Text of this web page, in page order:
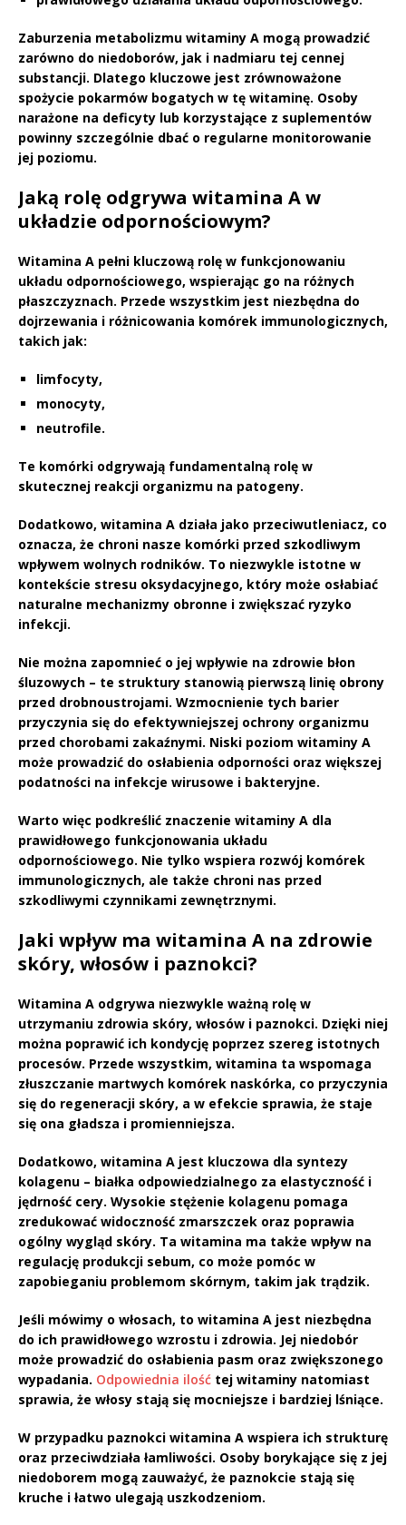
Zaburzenia metabolizmu witaminy A mogą prowadzić
zarówno do niedoborów, jak i nadmiaru tej cennej
substancji. Dlatego kluczowe jest zrównoważone
spożycie pokarmów bogatych w tę witaminę. Osoby
narażone na deficyty lub korzystające z suplementów
powinny szczególnie dbać o regularne monitorowanie
jej poziomu.
Jaką rolę odgrywa witamina A w
układzie odpornościowym?
Witamina A pełni kluczową rolę w funkcjonowaniu
układu odpornościowego, wspierając go na różnych
płaszczyznach. Przede wszystkim jest niezbędna do
dojrzewania i różnicowania komórek immunologicznych,
takich jak:
limfocyty,
monocyty,
neutrofile.
Te komórki odgrywają fundamentalną rolę w
skutecznej reakcji organizmu na patogeny.
Dodatkowo, witamina A działa jako przeciwutleniacz, co
oznacza, że chroni nasze komórki przed szkodliwym
wpływem wolnych rodników. To niezwykle istotne w
kontekście stresu oksydacyjnego, który może osłabiać
naturalne mechanizmy obronne i zwiększać ryzyko
infekcji.
Nie można zapomnieć o jej wpływie na zdrowie błon
śluzowych – te struktury stanowią pierwszą linię obrony
przed drobnoustrojami. Wzmocnienie tych barier
przyczynia się do efektywniejszej ochrony organizmu
przed chorobami zakaźnymi. Niski poziom witaminy A
może prowadzić do osłabienia odporności oraz większej
podatności na infekcje wirusowe i bakteryjne.
Warto więc podkreślić znaczenie witaminy A dla
prawidłowego funkcjonowania układu
odpornościowego. Nie tylko wspiera rozwój komórek
immunologicznych, ale także chroni nas przed
szkodliwymi czynnikami zewnętrznymi.
Jaki wpływ ma witamina A na zdrowie
skóry, włosów i paznokci?
Witamina A odgrywa niezwykle ważną rolę w
utrzymaniu zdrowia skóry, włosów i paznokci. Dzięki niej
można poprawić ich kondycję poprzez szereg istotnych
procesów. Przede wszystkim, witamina ta wspomaga
złuszczanie martwych komórek naskórka, co przyczynia
się do regeneracji skóry, a w efekcie sprawia, że staje
się ona gładsza i promienniejsza.
Dodatkowo, witamina A jest kluczowa dla syntezy
kolagenu – białka odpowiedzialnego za elastyczność i
jędrność cery. Wysokie stężenie kolagenu pomaga
zredukować widoczność zmarszczek oraz poprawia
ogólny wygląd skóry. Ta witamina ma także wpływ na
regulację produkcji sebum, co może pomóc w
zapobieganiu problemom skórnym, takim jak trądzik.
Jeśli mówimy o włosach, to witamina A jest niezbędna
do ich prawidłowego wzrostu i zdrowia. Jej niedobór
może prowadzić do osłabienia pasm oraz zwiększonego
wypadania. Odpowiednia ilość tej witaminy natomiast
sprawia, że włosy stają się mocniejsze i bardziej lśniące.
W przypadku paznokci witamina A wspiera ich strukturę
oraz przeciwdziała łamliwości. Osoby borykające się z jej
niedoborem mogą zauważyć, że paznokcie stają się
kruche i łatwo ulegają uszkodzeniom.